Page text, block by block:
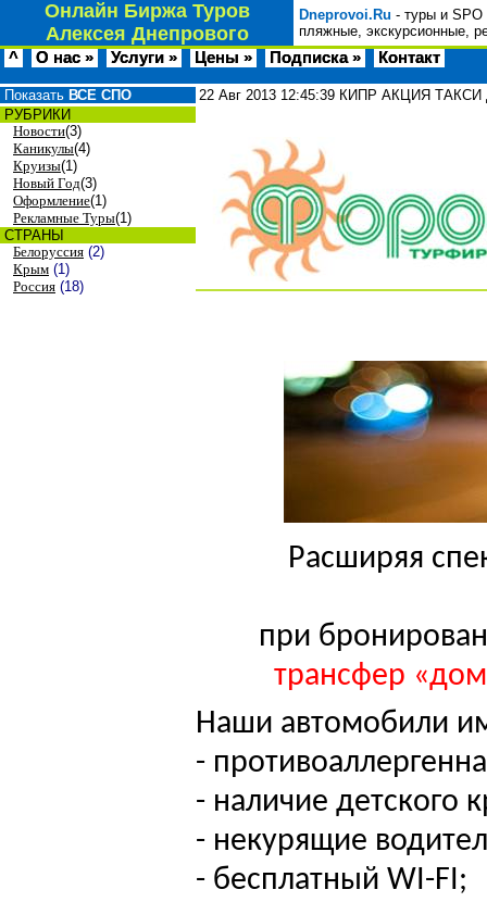
Онлайн Биржа Туров
Алексея Днепрового
Dneprovoi.Ru - туры и SPO
пляжные, экскурсионные,
^ О нас » Услуги » Цены » Подписка » Контакт
Показать ВСЕ СПО
РУБРИКИ
Новости(3)
Каникулы(4)
Круизы(1)
Новый Год(3)
Оформление(1)
Рекламные Туры(1)
СТРАНЫ
Белоруссия (2)
Крым (1)
Россия (18)
22 Авг 2013 12:45:39 КИПР АКЦИЯ ТАКСИ
Расширяя
при
трансфер
Наши автомобили
-
- наличие детского
- некурящие
- бесплатный WI -FI ;